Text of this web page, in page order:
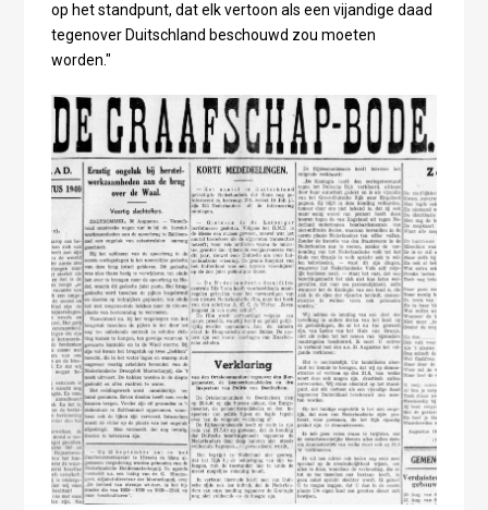
op het standpunt, dat elk vertoon als een vijandige daad
tegenover Duitschland beschouwd zou moeten
worden."